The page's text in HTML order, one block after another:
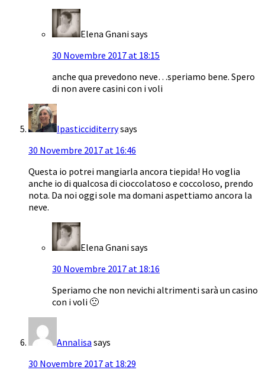
Elena Gnanisays
30 Novembre 2017 at 18:15
anche qua prevedono neve…speriamo bene. Spero
di non avere casini con i voli
Ipasticciditerrysays
30 Novembre 2017 at 16:46
Questa io potrei mangiarla ancora tiepida! Ho voglia
anche io di qualcosa di cioccolatoso e coccoloso, prendo
nota. Da noi oggi sole ma domani aspettiamo ancora la
neve.
Elena Gnanisays
30 Novembre 2017 at 18:16
Speriamo che non nevichi altrimenti sarà un casino
con i voli 🙁
Annalisa says
30 Novembre 2017 at 18:29